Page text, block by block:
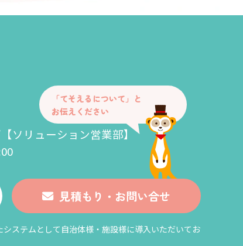
【ソリューション営業部】
「てそえるについて」と
お伝えください
見積もり・お問い合せ
ステムとして自治体様・施設様に導入いただいてお